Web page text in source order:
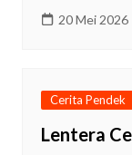
20 Mei 2026
Cerita Pendek
Lentera